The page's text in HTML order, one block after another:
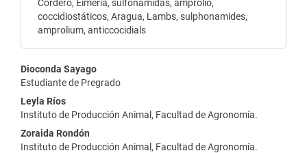
Cordero, Eimeria, sulfonamidas, amprolio,
coccidiostáticos, Aragua, Lambs, sulphonamides,
amprolium, anticcocidials
Contenido
principal
del
artículo
Dioconda Sayago
Estudiante de Pregrado
Leyla Ríos
Instituto de Producción Animal, Facultad de Agronomía.
Zoraida Rondón
Instituto de Producción Animal, Facultad de Agronomía.